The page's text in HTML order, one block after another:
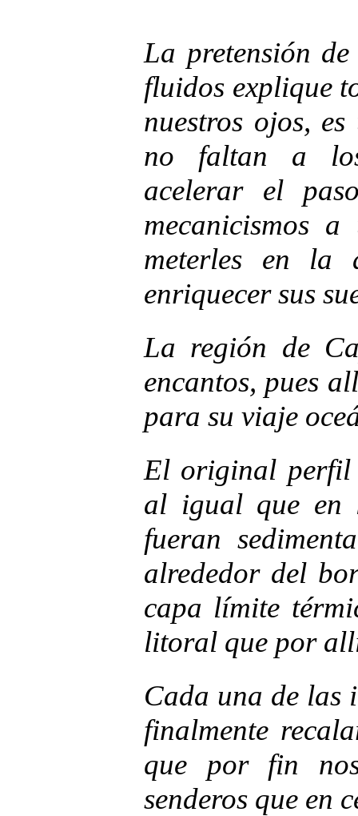
La pretensión
fluidos explique
nuestros ojos,
no faltan a los
acelerar el
mecanicismos a
meterles en la
enriquecer sus
La región de
encantos, pues
para su viaje
El original perfil
al igual que en
fueran
alrededor del
capa límite
litoral que por
Cada una de las
finalmente
que por fin
senderos que en